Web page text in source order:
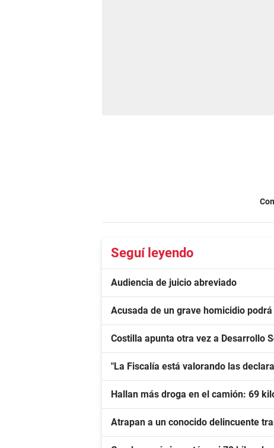
Seguí leyendo
Audiencia de juicio abreviado
Acusada de un grave homicidio
Costilla apunta otra vez a Desarrollo
"La Fiscalía está valorando las
Hallan más droga en el camión: 69
Atrapan a un conocido delincuente